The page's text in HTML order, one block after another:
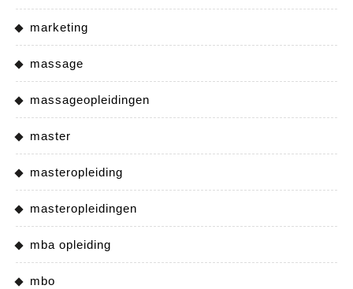
marketing
massage
massageopleidingen
master
masteropleiding
masteropleidingen
mba opleiding
mbo